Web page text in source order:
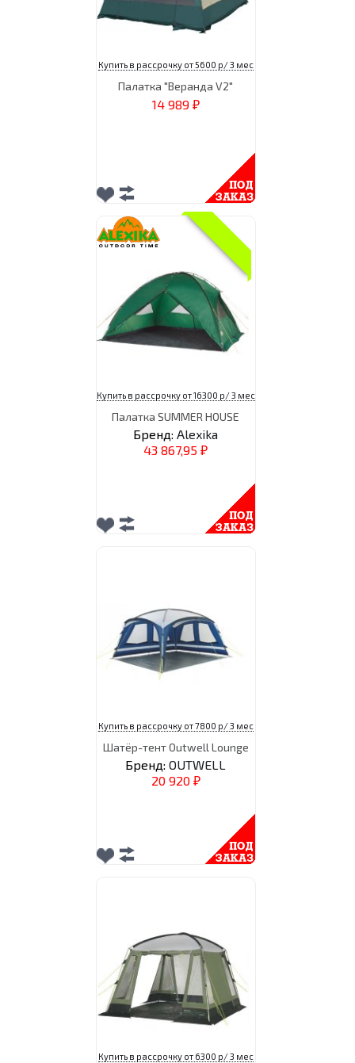
Купить в рассрочку от 5600 р/ 3 мес
Палатка "Веранда V2"
14 989 ₽
Купить в рассрочку от 16300 р/ 3 мес
Палатка SUMMER HOUSE
Бренд: Alexika
43 867,95 ₽
Купить в рассрочку от 7800 р/ 3 мес
Шатёр-тент Outwell Lounge
Бренд: OUTWELL
20 920 ₽
Купить в рассрочку от 6300 р/ 3 мес